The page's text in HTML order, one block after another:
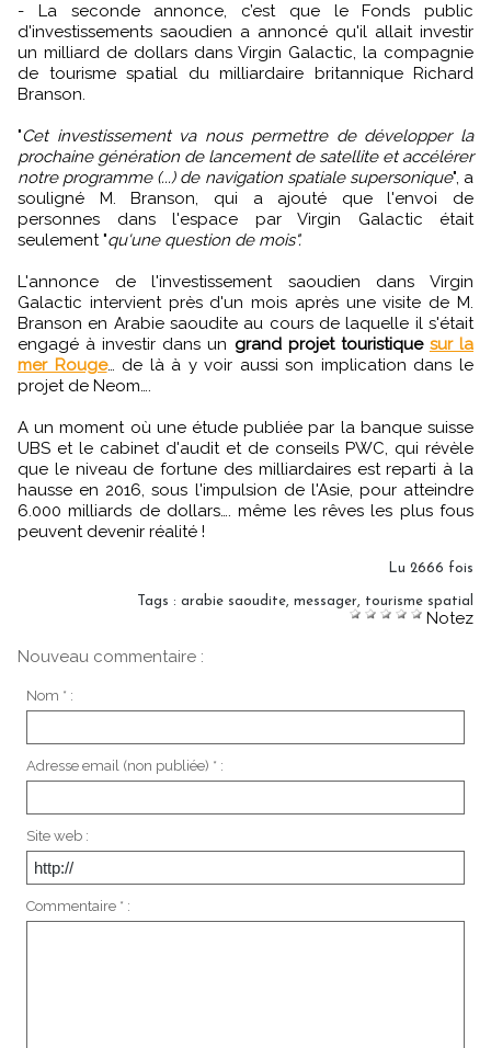
- La seconde annonce, c’est que le Fonds public
d'investissements saoudien a annoncé qu'il allait investir
un milliard de dollars dans Virgin Galactic, la compagnie
de tourisme spatial du milliardaire britannique Richard
Branson.
"Cet investissement va nous permettre de développer la
prochaine génération de lancement de satellite et accélérer
notre programme (...) de navigation spatiale supersonique", a
souligné M. Branson, qui a ajouté que l'envoi de
personnes dans l'espace par Virgin Galactic était
seulement "qu'une question de mois".
L'annonce de l'investissement saoudien dans Virgin
Galactic intervient près d'un mois après une visite de M.
Branson en Arabie saoudite au cours de laquelle il s'était
engagé à investir dans un grand projet touristique sur la
mer Rouge… de là à y voir aussi son implication dans le
projet de Neom….
A un moment où une étude publiée par la banque suisse
UBS et le cabinet d'audit et de conseils PWC, qui révèle
que le niveau de fortune des milliardaires est reparti à la
hausse en 2016, sous l'impulsion de l'Asie, pour atteindre
6.000 milliards de dollars…. même les rêves les plus fous
peuvent devenir réalité !
Lu 2666 fois
Tags : arabie saoudite, messager, tourisme spatial
Notez
Nouveau commentaire :
Nom * :
Adresse email (non publiée) * :
Site web :
Commentaire * :